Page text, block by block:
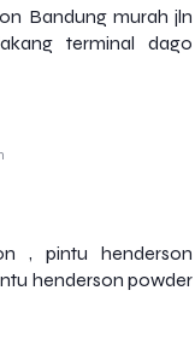
Bandung murah jln
terminal dago
, pintu henderson
henderson powder